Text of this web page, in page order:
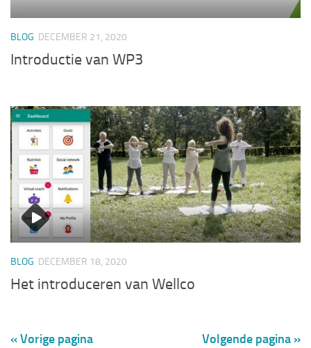
BLOG DECEMBER 21, 2020
Introductie van WP3
BLOG DECEMBER 18, 2020
Het introduceren van Wellco
« Vorige pagina Volgende pagina »